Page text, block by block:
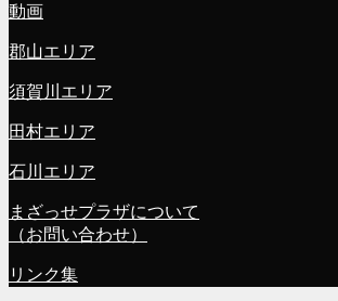
動画
郡山エリア
須賀川エリア
田村エリア
石川エリア
まざっせプラザについて
（お問い合わせ）
リンク集